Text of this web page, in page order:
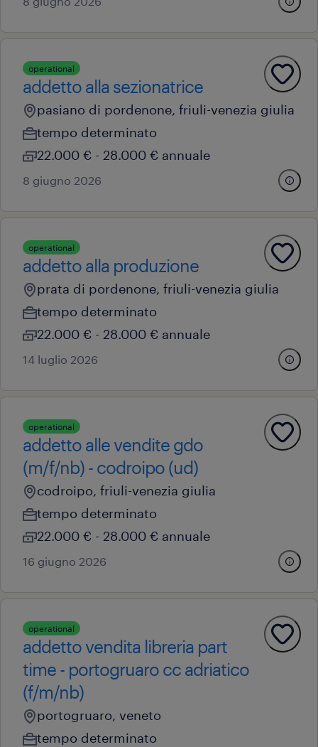
operational
addetto alla sezionatrice
pasiano di pordenone, friuli-venezia giulia
tempo determinato
22.000 € - 28.000 € annuale
8 giugno 2026
operational
addetto alla produzione
prata di pordenone, friuli-venezia giulia
tempo determinato
22.000 € - 28.000 € annuale
14 luglio 2026
operational
addetto alle vendite gdo
(m/f/nb) - codroipo (ud)
codroipo, friuli-venezia giulia
tempo determinato
22.000 € - 28.000 € annuale
16 giugno 2026
operational
addetto vendita libreria part
time - portogruaro cc adriatico
(f/m/nb)
portogruaro, veneto
tempo determinato